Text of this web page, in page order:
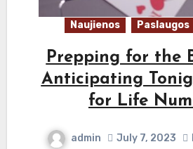
Naujienos Paslaugos
Prepping for the
Anticipating
for Life
admin July 7, 2023